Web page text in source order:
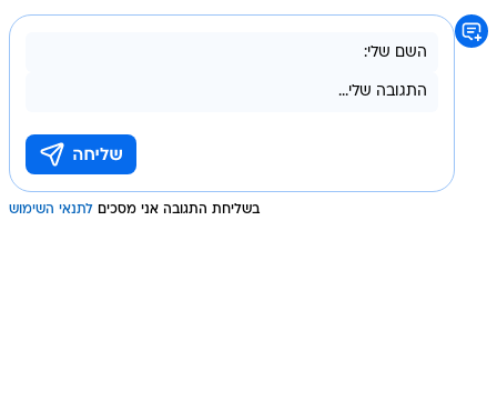
בשליחת התגובה אני מסכים לתנאי השימוש